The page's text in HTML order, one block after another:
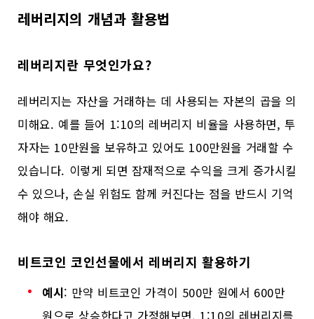
레버리지의 개념과 활용법
레버리지란 무엇인가요?
레버리지는 자산을 거래하는 데 사용되는 자본의 곱을 의
미해요. 예를 들어 1:10의 레버리지 비율을 사용하면, 투
자자는 10만원을 보유하고 있어도 100만원을 거래할 수
있습니다. 이렇게 되면 잠재적으로 수익을 크게 증가시킬
수 있으나, 손실 위험도 함께 커진다는 점을 반드시 기억
해야 해요.
비트코인 코인선물에서 레버리지 활용하기
예시: 만약 비트코인 가격이 500만 원에서 600만